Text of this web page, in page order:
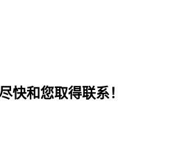
快和您取得联系！